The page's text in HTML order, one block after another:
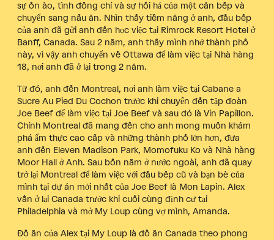
sự ồn ào, tình đồng chí và sự hối hả của một căn bếp và
chuyển sang nấu ăn. Nhìn thấy tiềm năng ở anh, đầu bếp
của anh đã gửi anh đến học việc tại Rimrock Resort Hotel ở
Banff, Canada. Sau 2 năm, anh thấy mình nhớ thành phố
này, vì vậy anh chuyển về Ottawa để làm việc tại Nhà hàng
18, nơi anh đã ở lại trong 2 năm.
Từ đó, anh đến Montreal, nơi anh làm việc tại Cabane a
Sucre Au Pied Du Cochon trước khi chuyển đến tập đoàn
Joe Beef để làm việc tại Joe Beef và sau đó là Vin Papillon.
Chính Montreal đã mang đến cho anh mong muốn khám
phá ẩm thực cao cấp và những thành phố lớn hơn, đưa
anh đến Eleven Madison Park, Momofuku Ko và Nhà hàng
Moor Hall ở Anh. Sau bốn năm ở nước ngoài, anh đã quay
trở lại Montreal để làm việc với đầu bếp cũ và bạn bè của
mình tại dự án mới nhất của Joe Beef là Mon Lapin. Alex
vẫn ở lại Canada trước khi cuối cùng định cư tại
Philadelphia và mở My Loup cùng vợ mình, Amanda.
Đồ ăn của Alex tại My Loup là đồ ăn Canada theo phong